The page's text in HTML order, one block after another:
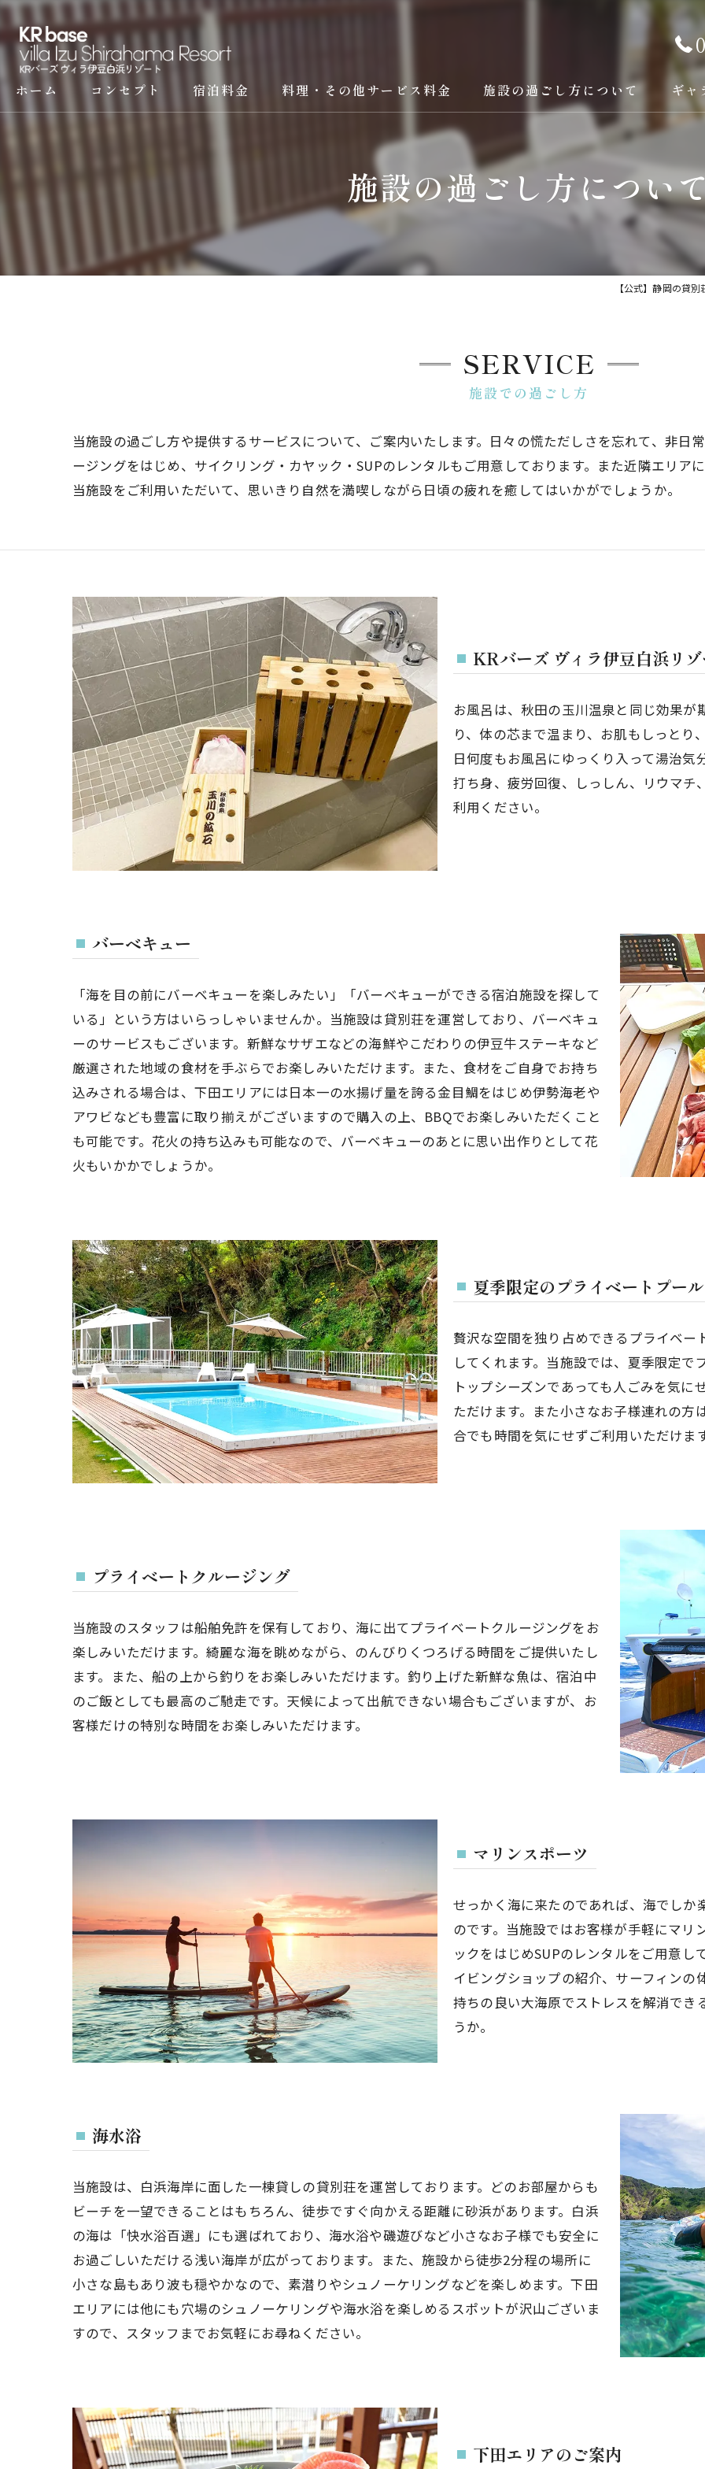
ホーム コンセプト 宿泊料金 料理・その他サービス料金 施設の過ごし方について ギャ
施設の過ごし方につい
【公式】静岡の貸
施設での過ごし方
SERVICE
当施設の過ごし方や提供するサービスについて、ご案内いたします。日々の慌ただしさを忘れて、非日
ージングをはじめ、サイクリング・カヤック・SUPのレンタルもご用意しております。また近隣エリア
当施設をご利用いただいて、思いきり自然を満喫しながら日頃の疲れを癒してはいかがでしょうか。
KRバーズ ヴィラ伊豆白浜リ
お風呂は、秋田の玉川温泉と同じ効果
り、体の芯まで温まり、お肌もしっとり
日何度もお風呂にゆっくり入って湯治
打ち身、疲労回復、しっしん、リウマ
利用ください。
バーベキュー
「海を目の前にバーベキューを楽しみたい」「バーベキューができる宿泊施設を探して
いる」という方はいらっしゃいませんか。当施設は貸別荘を運営しており、バーベキュ
ーのサービスもございます。新鮮なサザエなどの海鮮やこだわりの伊豆牛ステーキなど
厳選された地域の食材を手ぶらでお楽しみいただけます。また、食材をご自身でお持ち
込みされる場合は、下田エリアには日本一の水揚げ量を誇る金目鯛をはじめ伊勢海老や
アワビなども豊富に取り揃えがございますので購入の上、BBQでお楽しみいただくこと
も可能です。花火の持ち込みも可能なので、バーベキューのあとに思い出作りとして花
火もいかかでしょうか。
夏季限定のプライベートプール
贅沢な空間を独り占めできるプライベ
してくれます。当施設では、夏季限定
トップシーズンであっても人ごみを気
ただけます。また小さなお子様連れの
合でも時間を気にせずご利用いただけま
プライベートクルージング
当施設のスタッフは船舶免許を保有しており、海に出てプライベートクルージングをお
楽しみいただけます。綺麗な海を眺めながら、のんびりくつろげる時間をご提供いたし
ます。また、船の上から釣りをお楽しみいただけます。釣り上げた新鮮な魚は、宿泊中
のご飯としても最高のご馳走です。天候によって出航できない場合もございますが、お
客様だけの特別な時間をお楽しみいただけます。
マリンスポーツ
せっかく海に来たのであれば、海でし
のです。当施設ではお客様が手軽にマ
ックをはじめSUPのレンタルをご用意
イビングショップの紹介、サーフィン
持ちの良い大海原でストレスを解消でき
うか。
海水浴
当施設は、白浜海岸に面した一棟貸しの貸別荘を運営しております。どのお部屋からも
ビーチを一望できることはもちろん、徒歩ですぐ向かえる距離に砂浜があります。白浜
の海は「快水浴百選」にも選ばれており、海水浴や磯遊びなど小さなお子様でも安全に
お過ごしいただける浅い海岸が広がっております。また、施設から徒歩2分程の場所に
小さな島もあり波も穏やかなので、素潜りやシュノーケリングなどを楽しめます。下田
エリアには他にも穴場のシュノーケリングや海水浴を楽しめるスポットが沢山ございま
すので、スタッフまでお気軽にお尋ねください。
下田エリアのご案内